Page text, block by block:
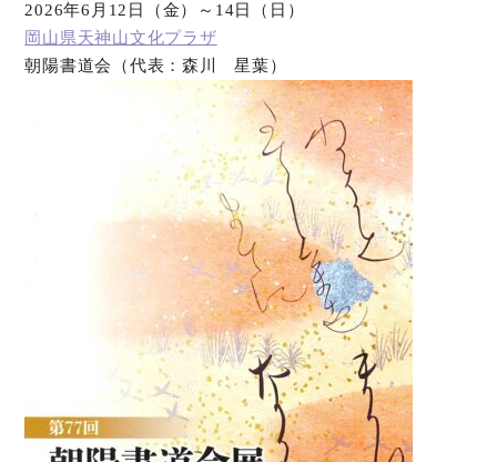
2026年6月12日（金）～14日（日）
岡山県天神山文化プラザ
朝陽書道会（代表：森川 星葉）